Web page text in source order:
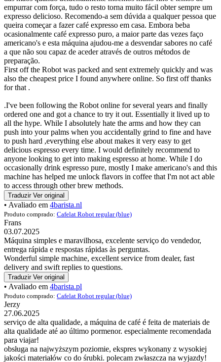
empurrar com força, tudo o resto torna muito fácil obter sempre um
expresso delicioso. Recomendo-a sem dúvida a qualquer pessoa que
queira começar a fazer café expresso em casa. Embora beba
ocasionalmente café expresso puro, a maior parte das vezes faço
americano's e esta máquina ajudou-me a desvendar sabores no café
a que não sou capaz de aceder através de outros métodos de
preparação.
First off the Robot was packed and sent extremely quickly and was
also the cheapest price I found anywhere online. So first off thanks
for that .
.I've been following the Robot online for several years and finally
ordered one and got a chance to try it out. Essentially it lived up to
all the hype. While I absolutely hate the arms and how they can
push into your palms when you accidentally grind to fine and have
to push hard ,everything else about makes it very easy to get
delicious espresso every time. I would definitely recommend to
anyone looking to get into making espresso at home. While I do
occasionally drink espresso pure, mostly I make americano's and this
machine has helped me unlock flavors in coffee that I'm not act able
to access through other brew methods.
Traduzir Ver original
• Avaliado em 4barista.nl
Produto comprado: Cafelat Robot regular (blue)
Frans
03.07.2025
Máquina simples e maravilhosa, excelente serviço do vendedor,
entrega rápida e respostas rápidas às perguntas.
Wonderful simple machine, excellent service from dealer, fast
delivery and swift replies to questions.
Traduzir Ver original
• Avaliado em 4barista.pl
Produto comprado: Cafelat Robot regular (blue)
Jerzy
27.06.2025
serviço de alta qualidade, a máquina de café é feita de materiais de
alta qualidade até ao último pormenor. especialmente recomendada
para viajar!
obsługa na najwyższym poziomie, ekspres wykonany z wysokiej
jakości materiałów co do śrubki. polecam zwłaszcza na wyjazdy!